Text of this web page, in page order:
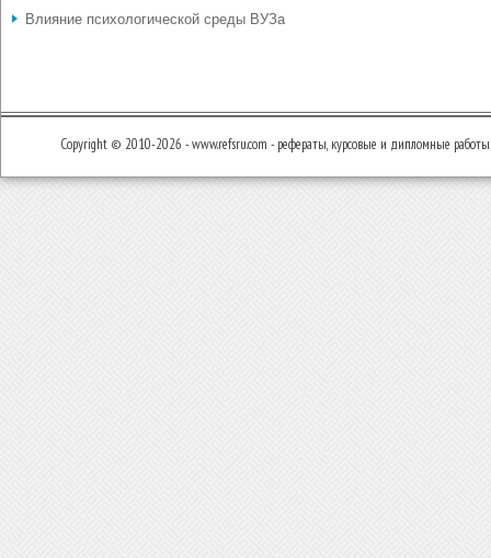
Влияние психологической среды ВУЗа
Copyright © 2010-2026 - www.refsru.com - рефераты, курсовые и дипломные работы